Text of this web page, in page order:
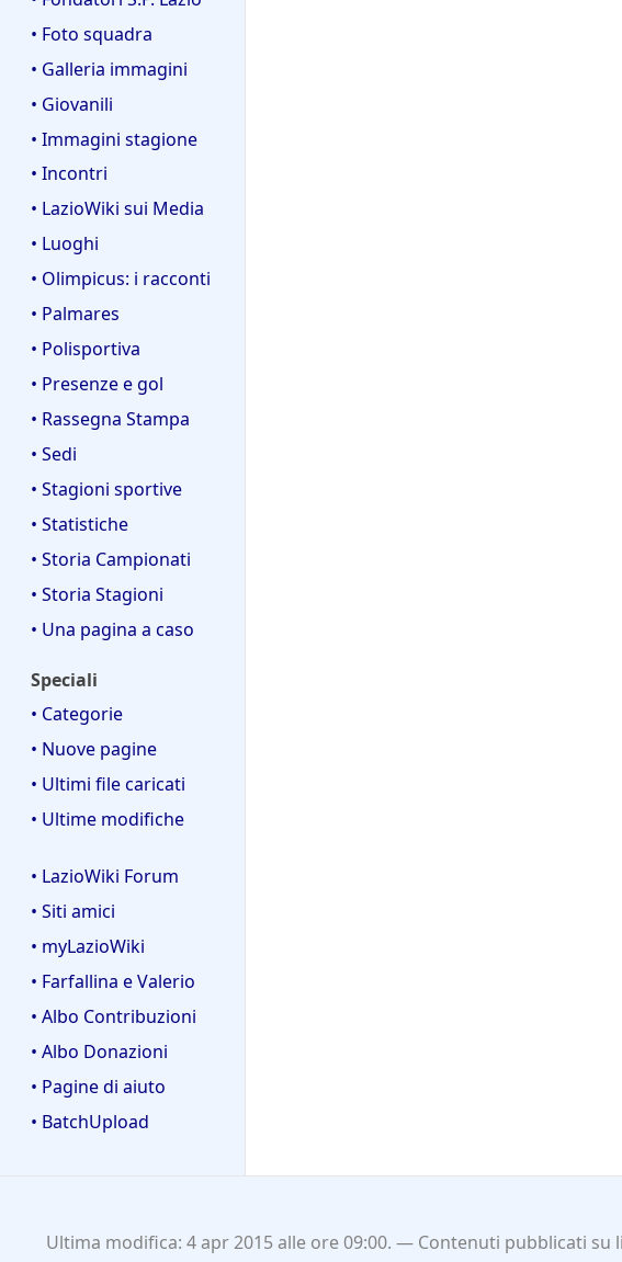
• Foto squadra
• Galleria immagini
• Giovanili
• Immagini stagione
• Incontri
• LazioWiki sui Media
• Luoghi
• Olimpicus: i racconti
• Palmares
• Polisportiva
• Presenze e gol
• Rassegna Stampa
• Sedi
• Stagioni sportive
• Statistiche
• Storia Campionati
• Storia Stagioni
• Una pagina a caso
Speciali
• Categorie
• Nuove pagine
• Ultimi file caricati
• Ultime modifiche
• LazioWiki Forum
• Siti amici
• myLazioWiki
• Farfallina e Valerio
• Albo Contribuzioni
• Albo Donazioni
• Pagine di aiuto
• BatchUpload
Ultima modifica: 4 apr 2015 alle ore 09:00. Contenuti pubblicati su